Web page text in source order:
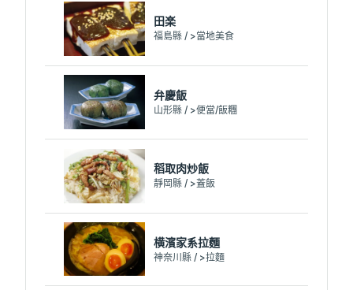
田楽
福島縣 / >當地美食
弁慶飯
山形縣 / >便當/飯糰
稻取肉炒飯
靜岡縣 / >蓋飯
横濱家系拉麵
神奈川縣 / >拉麵